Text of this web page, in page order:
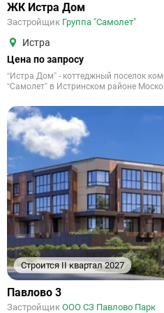
ЖК Истра Дом
Застройщик Группа "Самолет"
Истра
Цена по запросу
“Истра Дом” - коттеджный поселок
“Самолет” в Истринском районе
Строится II квартал 2027
Павлово 3
Застройщик ООО СЗ Павлово Парк